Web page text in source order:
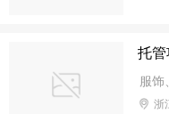
托
服
浙